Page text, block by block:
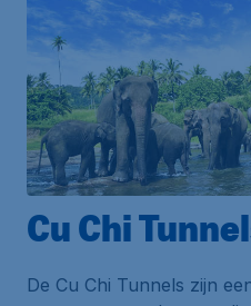
Cu Chi
De Cu Chi Tunnels zijn